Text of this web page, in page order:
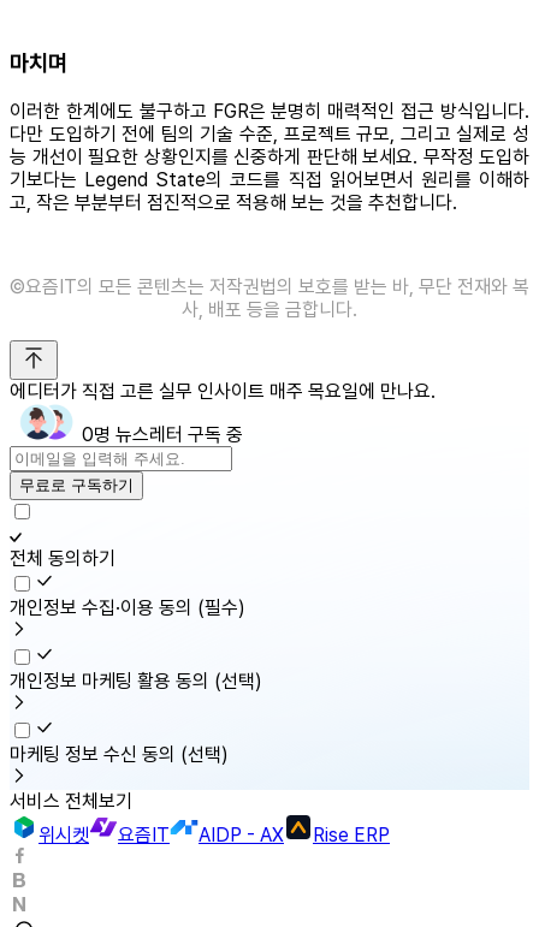
마치며
이러한 한계에도 불구하고 FGR은 분명히 매력적인 접근 방식입니다.
다만 도입하기 전에 팀의 기술 수준, 프로젝트 규모, 그리고 실제로 성
능 개선이 필요한 상황인지를 신중하게 판단해 보세요. 무작정 도입하
기보다는 Legend State의 코드를 직접 읽어보면서 원리를 이해하
고, 작은 부분부터 점진적으로 적용해 보는 것을 추천합니다.
©️요즘IT의 모든 콘텐츠는 저작권법의 보호를 받는 바, 무단 전재와 복
사, 배포 등을 금합니다.
에디터가 직접 고른 실무 인사이트 매주 목요일에 만나요.
0명 뉴스레터 구독 중
무료로 구독하기
전체 동의하기
개인정보 수집·이용 동의 (필수)
개인정보 마케팅 활용 동의 (선택)
마케팅 정보 수신 동의 (선택)
서비스 전체보기
위시켓
요즘IT AIDP - AX Rise ERP